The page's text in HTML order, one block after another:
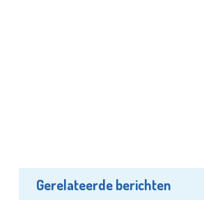
Gerelateerde berichten